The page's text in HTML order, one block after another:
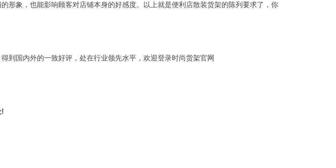
象，也能影响顾客对店铺本身的好感度。以上就是便利店散装货架的陈列要求了，你
国内外的一致好评，处在行业领先水平，欢迎登录时尚货架官网
!